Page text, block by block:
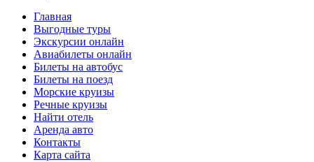
Главная
Выгодные туры
Экскурсии онлайн
Авиабилеты онлайн
Билеты на автобус
Билеты на поезд
Морские круизы
Речные круизы
Найти отель
Аренда авто
Контакты
Карта сайта